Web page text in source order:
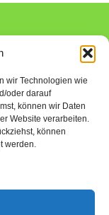
wir Technologien wie
oder darauf
können wir Daten
Website verarbeiten.
können
werden.
by